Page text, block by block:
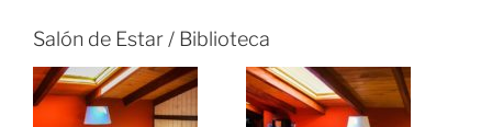
Salón de Estar / Biblioteca